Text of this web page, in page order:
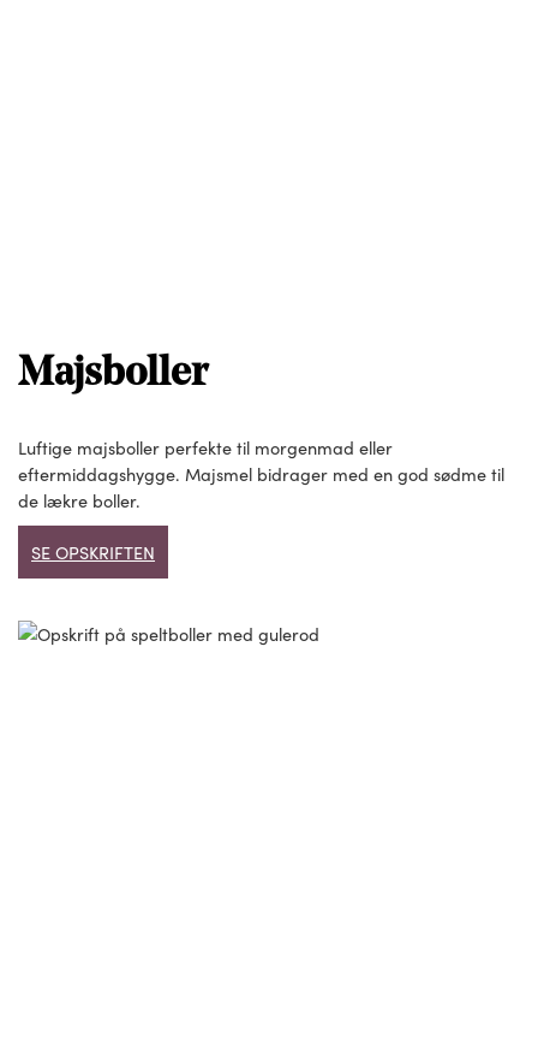
Majsboller
Luftige majsboller perfekte til morgenmad eller
eftermiddagshygge. Majsmel bidrager med en god sødme til
de lækre boller.
SE OPSKRIFTEN